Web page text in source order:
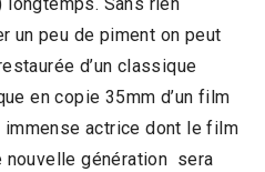
Sans rien
un peu de piment on peut
d’un classique
en copie 35mm d’un film
immense actrice dont le film
nouvelle génération sera